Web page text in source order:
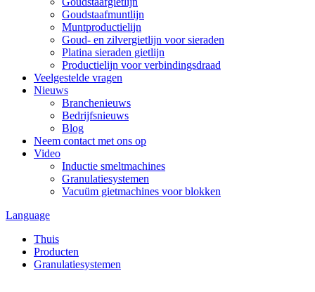
Goudstaafmuntlijn
Muntproductielijn
Goud- en zilvergietlijn voor sieraden
Platina sieraden gietlijn
Productielijn voor verbindingsdraad
Veelgestelde vragen
Nieuws
Branchenieuws
Bedrijfsnieuws
Blog
Neem contact met ons op
Video
Inductie smeltmachines
Granulatiesystemen
Vacuüm gietmachines voor blokken
Language
Thuis
Producten
Granulatiesystemen